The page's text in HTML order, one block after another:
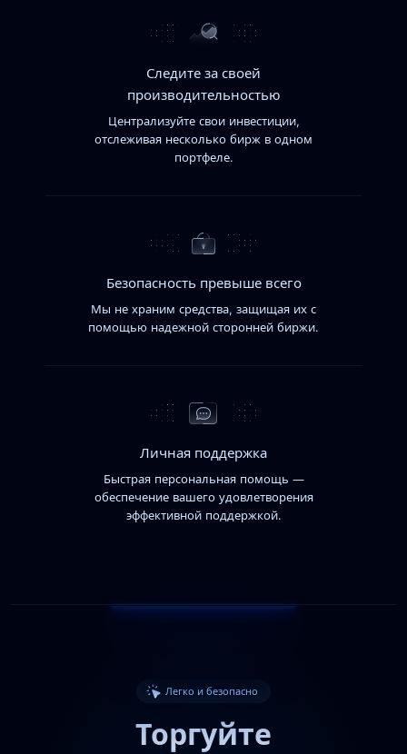
Следите за своей
производительностью
Централизуйте свои инвестиции,
отслеживая несколько бирж в одном
портфеле.
Безопасность превыше всего
Мы не храним средства, защищая их с
помощью надежной сторонней биржи.
Личная поддержка
Быстрая персональная помощь —
обеспечение вашего удовлетворения
эффективной поддержкой.
Легко и безопасно
Торгуйте